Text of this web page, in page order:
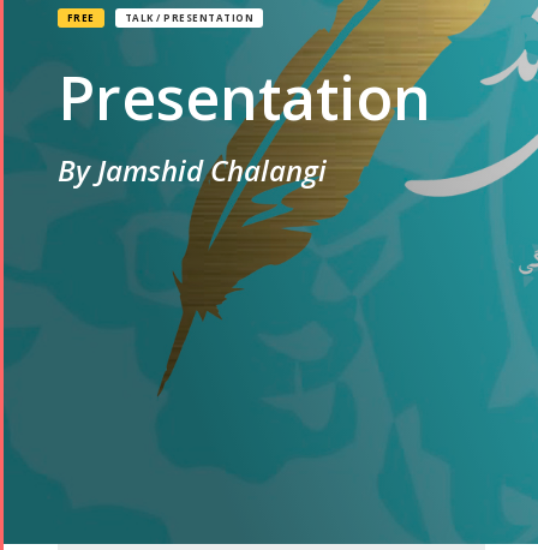
FREE TALK / PRESENTATION
Presentation
By Jamshid Chalangi